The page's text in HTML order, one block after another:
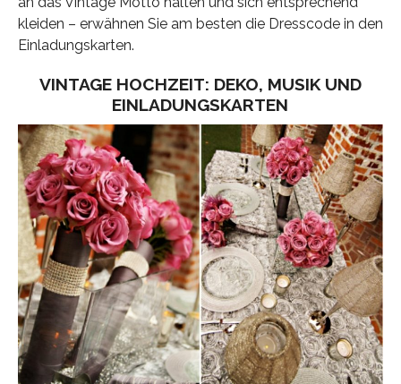
kleiden – erwähnen Sie am besten die Dresscode in den
Einladungskarten.
VINTAGE HOCHZEIT: DEKO, MUSIK UND
EINLADUNGSKARTEN